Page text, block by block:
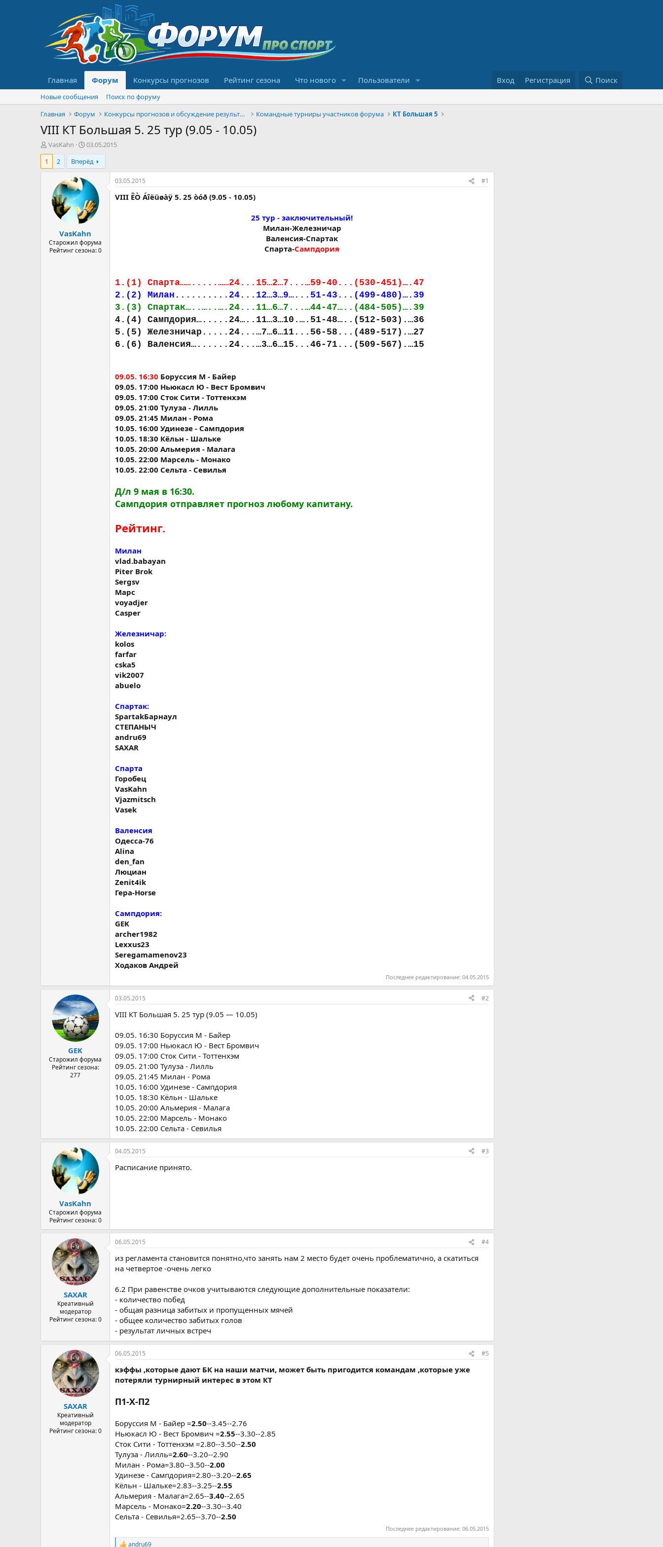
Главная Форум Конкурсы прогнозов Рейтинг сезона Что нового Пользователи Вход Регистрация Поиск
Новые сообщения
Поиск по форуму
Главная
Форум Конкурсы прогнозов и обсуждение результатов Командные турниры участников форума КТ Большая 5
VIII КТ Большая 5. 25 тур (9.05 - 10.05)
А
в
о
м
VasKahn
Д
а
т
а
н
ч
а
л
а
03.05.2015
1
2 Вперёд
VasKahn
Старожил форума
Рейтинг сезона: 0
03.05.2015 #1
VIII ÊÒ Áîëüøàÿ 5. 25 òóð (9.05 - 10.05)
25 тур - заключительный!
Милан-Железничар
Валенсия-Спартак
Спарта-Сампдория
1.(1) Спарта…….....……24...15…2…7...…59-40...(530-451)….47
2.(2) Милан..........24...12…3…9…...51-43...(499-480)….39
3.(3) Спартак…..…..….24...11…6…7...…44-47…..(484-505)….39
4.(4) Сампдория….....24…..11…3…10.….51-48…..(512-503).…36
5.(5) Железничар.....24...…7…6…11...56-58...(489-517).…27
6.(6) Валенсия…......24...…3…6…15...46-71...(509-567).…15
09.05. 16:30 Боруссия М - Байер
09.05. 17:00 Ньюкасл Ю - Вест Бромвич
09.05. 17:00 Сток Сити - Тоттенхэм
09.05. 21:00 Тулуза - Лилль
09.05. 21:45 Милан - Рома
10.05. 16:00 Удинезе - Сампдория
10.05. 18:30 Кёльн - Шальке
10.05. 20:00 Альмерия - Малага
10.05. 22:00 Марсель - Монако
10.05. 22:00 Сельта - Севилья
Д/л 9 мая в 16:30.
Сампдория отправляет прогноз любому капитану.
Рейтинг.
Милан
vlad.babayan
Piter Brok
Sergsv
Марс
voyadjer
Casper
Железничар:
kolos
farfar
cska5
vik2007
abuelo
Спартак:
SpartakБарнаул
СТЕПАНЫЧ
andru69
SAXAR
Спарта
Горобец
VasKahn
Vjazmitsch
Vasek
Валенсия
Одесса-76
Alina
den_fan
Люциан
Zenit4ik
Гера-Horse
Сампдория:
GEK
archer1982
Lexxus23
Seregamamenov23
Ходаков Андрей
Последнее редактирование: 04.05.2015
GEK
Старожил форума
Рейтинг сезона:
277
03.05.2015 #2
VIII КТ Большая 5. 25 тур (9.05 — 10.05)
09.05. 16:30 Боруссия М - Байер
09.05. 17:00 Ньюкасл Ю - Вест Бромвич
09.05. 17:00 Сток Сити - Тоттенхэм
09.05. 21:00 Тулуза - Лилль
09.05. 21:45 Милан - Рома
10.05. 16:00 Удинезе - Сампдория
10.05. 18:30 Кёльн - Шальке
10.05. 20:00 Альмерия - Малага
10.05. 22:00 Марсель - Монако
10.05. 22:00 Сельта - Севилья
VasKahn
Старожил форума
Рейтинг сезона: 0
04.05.2015 #3
Расписание принято.
SAXAR
Креативный
модератор
Рейтинг сезона: 0
06.05.2015 #4
из регламента становится понятно,что занять нам 2 место будет очень проблематично, а скатиться
на четвертое -очень легко
6.2 При равенстве очков учитываются следующие дополнительные показатели:
- количество побед
- общая разница забитых и пропущенных мячей
- общее количество забитых голов
- результат личных встреч
SAXAR
Креативный
модератор
Рейтинг сезона: 0
06.05.2015 #5
кэффы ,которые дают БК на наши матчи, может быть пригодится командам ,которые уже
потеряли турнирный интерес в этом КТ
П1-Х-П2
Боруссия М - Байер =2.50--3.45--2.76
Ньюкасл Ю - Вест Бромвич =2.55--3.30--2.85
Сток Сити - Тоттенхэм =2.80--3.50--2.50
Тулуза - Лилль=2.60--3.20--2.90
Милан - Рома=3.80--3.50--2.00
Удинезе - Сампдория=2.80--3.20--2.65
Кёльн - Шальке=2.83--3.25--2.55
Альмерия - Малага=2.65--3.40--2.65
Марсель - Монако=2.20--3.30--3.40
Сельта - Севилья=2.65--3.70--2.50
Последнее редактирование: 06.05.2015
andru69